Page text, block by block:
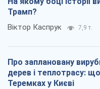
Трамп?
Віктор Каспрук 7,9 т.
Про заплановану
дерев і теплотрасу:
Теремках у Києві